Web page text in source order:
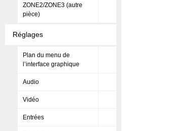
ZONE2/ZONE3 (autre
pièce)
Réglages
Plan du menu de
l’interface graphique
Audio
Vidéo
Entrées